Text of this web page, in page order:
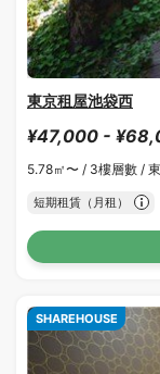
東京租屋池袋西
¥47,000 -
5.78㎡〜 / 3樓層數 /
短期租賃（月租）
SHAREHOUSE